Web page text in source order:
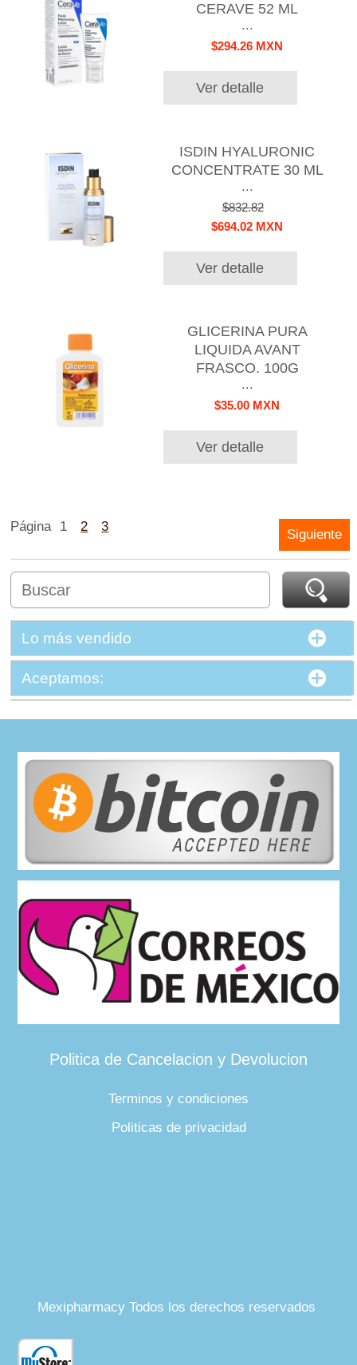
CERAVE 52 ML
...
$294.26 MXN
Ver detalle
ISDIN HYALURONIC
CONCENTRATE 30 ML
...
$832.82
$694.02 MXN
Ver detalle
GLICERINA PURA
LIQUIDA AVANT
FRASCO. 100G
...
$35.00 MXN
Ver detalle
Página 1 2 3
Siguiente
Lo más vendido
Aceptamos:
Politica de Cancelacion y Devolucion
Terminos y condiciones
Politicas de privacidad
Mexipharmacy Todos los derechos reservados